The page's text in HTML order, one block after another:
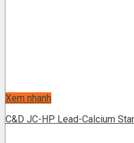
Xem nhanh
C&D JC-HP Lead-Calcium